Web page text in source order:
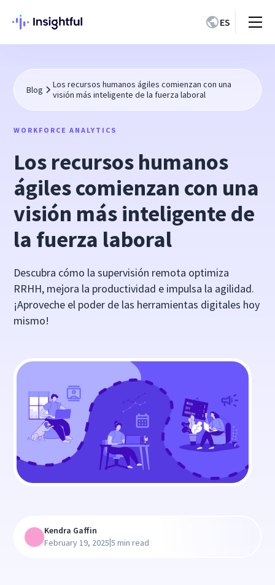
ES
Blog
Los recursos humanos ágiles comienzan con una
visión más inteligente de la fuerza laboral
WORKFORCE ANALYTICS
Los recursos humanos
ágiles comienzan con una
visión más inteligente de
la fuerza laboral
Descubra cómo la supervisión remota optimiza
RRHH, mejora la productividad e impulsa la agilidad.
¡Aproveche el poder de las herramientas digitales hoy
mismo!
Kendra Gaffin
February 19, 2025|5 min read